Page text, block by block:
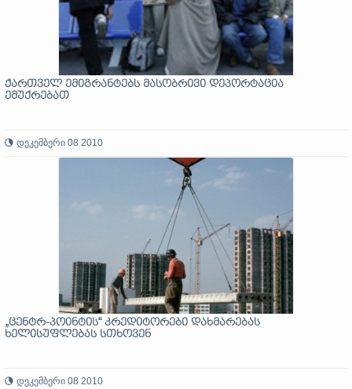
ქართველ ემიგრანტებს მასობრივი დეპორტაცია
ემუქრებათ
დეკემბერი 08 2010
„ცენტრ-პოინტის“ კრედიტორები დახმარებას
ხელისუფლებას სთხოვენ
დეკემბერი 08 2010